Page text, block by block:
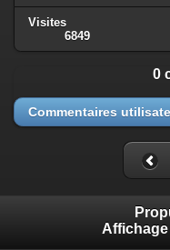
Visites
6849
0
Commentaires
Affichage